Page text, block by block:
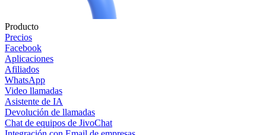
Producto
Precios
Facebook
Aplicaciones
Afiliados
WhatsApp
Video llamadas
Asistente de IA
Devolución de llamadas
Chat de equipos de JivoChat